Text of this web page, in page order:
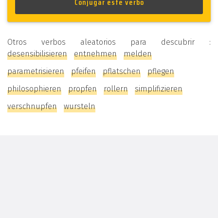
Otros verbos aleatorios para descubrir :
desensibilisieren
entnehmen
melden
parametrisieren
pfeifen pflatschen
pflegen
philosophieren
propfen rollern
simplifizieren
verschnupfen
wursteln